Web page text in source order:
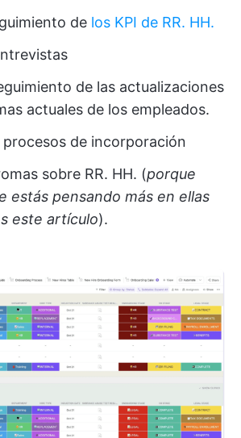
de los KPI de RR. HH.
de las actualizaciones
actuales de los empleados.
procesos de incorporación
sobre RR. HH. (porque
estás pensando más en ellas
este artículo).